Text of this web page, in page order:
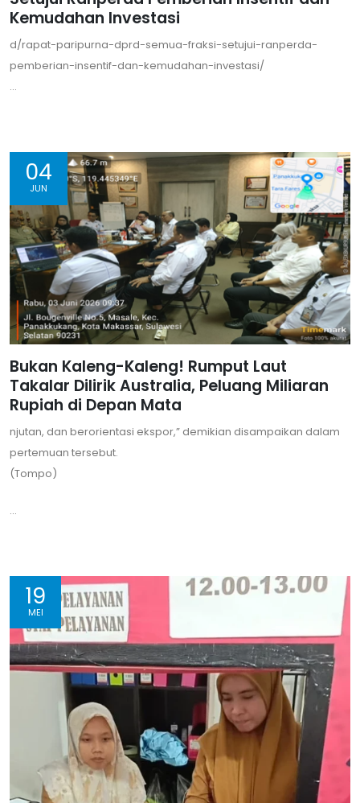
Kemudahan Investasi
d/rapat-paripurna-dprd-semua-fraksi-setujui-ranperda-
pemberian-insentif-dan-kemudahan-investasi/
...
04
JUN
Bukan Kaleng-Kaleng! Rumput Laut
Takalar Dilirik Australia, Peluang Miliaran
Rupiah di Depan Mata
njutan, dan berorientasi ekspor,” demikian disampaikan dalam
pertemuan tersebut.
(Tompo)
...
19
MEI